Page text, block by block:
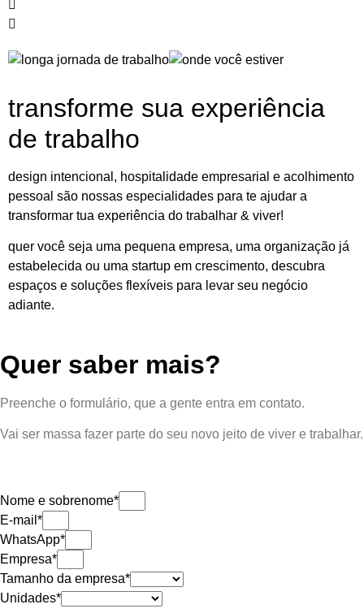
transforme sua experiência
de trabalho
design intencional, hospitalidade empresarial e acolhimento
pessoal são nossas especialidades para te ajudar a
transformar tua experiência do trabalhar & viver!
quer você seja uma pequena empresa, uma organização já
estabelecida ou uma startup em crescimento, descubra
espaços e soluções flexíveis para levar seu negócio
adiante.
Quer saber mais?
Preenche o formulário, que a gente entra em contato.
Vai ser massa fazer parte do seu novo jeito de viver e trabalhar.
Nome e sobrenome*
E-mail*
WhatsApp*
Empresa*
Tamanho da empresa*
Unidades*